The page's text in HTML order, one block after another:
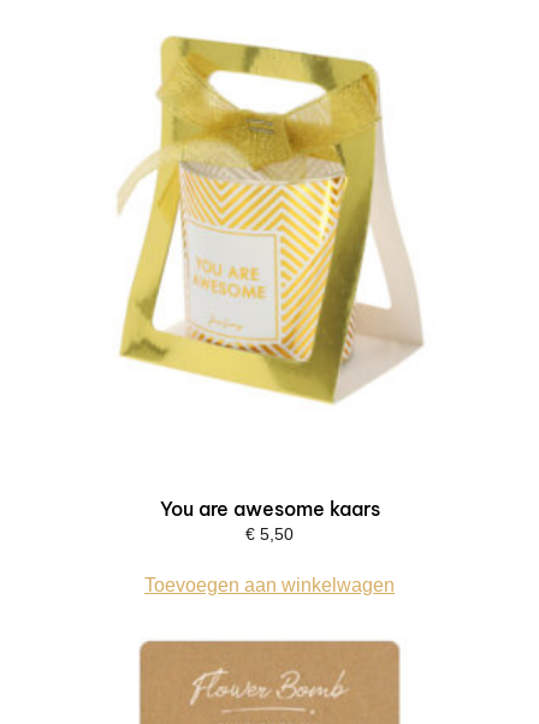
You are awesome kaars
€ 5,50
Toevoegen aan winkelwagen